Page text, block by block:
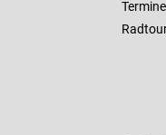
Termine